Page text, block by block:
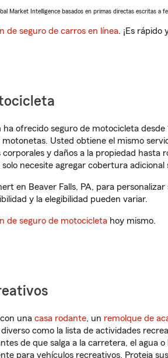
Market Intelligence basados en primas directas escritas a
de seguro de carros en línea. ¡Es rápido
ha ofrecido seguro de motocicleta
Usted obtiene el mismo
corporales y daños a la propiedad hasta
necesite agregar cobertura adicional
en Beaver Falls, PA, para
y la elegibilidad pueden variar.
de seguro de motocicleta hoy mismo.
una casa rodante, un remolque de
como la lista de actividades
de que salga a la carretera, el agua
para vehículos recreativos. Proteja